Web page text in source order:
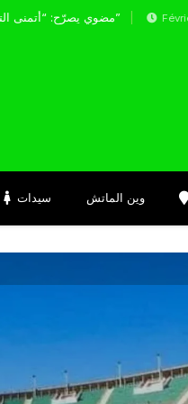
مضوي يصرّح: “أتمنى التوفيق لممثلي الكرة الجزائرية في المسابقات القارية” Février 11, 2024
سيدات وين الماتش